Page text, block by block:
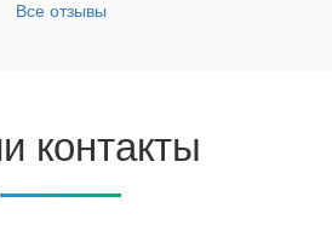
Все отзывы
контакты